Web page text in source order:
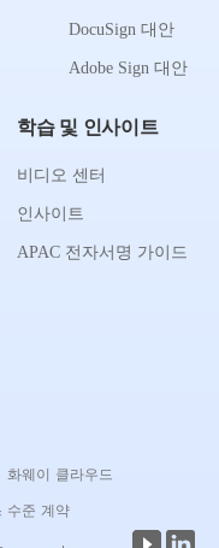
DocuSign 대안
Adobe Sign 대안
학습 및 인사이트
비디오 센터
인사이트
APAC 전자서명 가이드
화웨이 클라우드
수준 계약